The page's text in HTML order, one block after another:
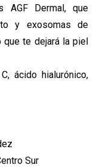
Dermal, que
y exosomas de
que te dejará la piel
ácido hialurónico,
Sur